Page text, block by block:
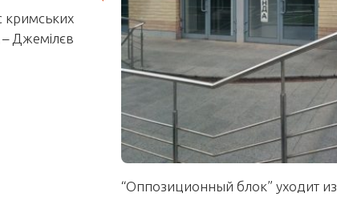
кримських
– Джемілєв
“Оппозиционный блок” уходит из